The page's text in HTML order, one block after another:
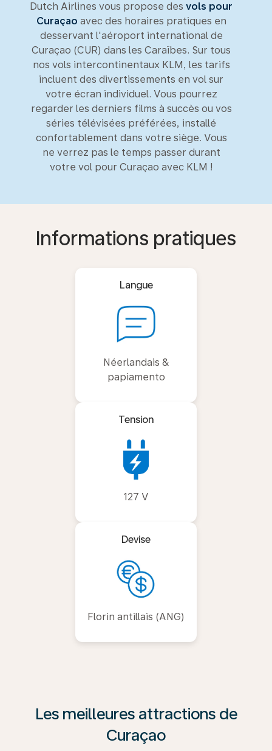
Dutch Airlines vous propose des vols pour
Curaçao avec des horaires pratiques en
desservant l'aéroport international de
Curaçao (CUR) dans les Caraïbes. Sur tous
nos vols intercontinentaux KLM, les tarifs
incluent des divertissements en vol sur
votre écran individuel. Vous pourrez
regarder les derniers films à succès ou vos
séries télévisées préférées, installé
confortablement dans votre siège. Vous
ne verrez pas le temps passer durant
votre vol pour Curaçao avec KLM !
Informations pratiques
Langue
Néerlandais &
papiamento
Tension
127 V
Devise
Florin antillais (ANG)
Les meilleures attractions de
Curaçao